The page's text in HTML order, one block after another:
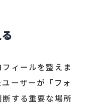
ィールを整えま
ーザーが「フォ
する重要な場所